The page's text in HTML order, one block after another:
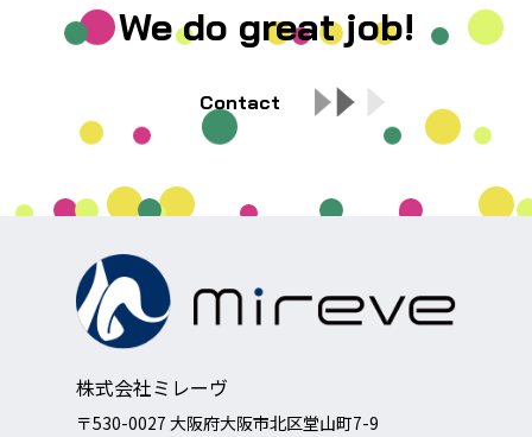
We do great job!
Contact
株式会社ミレーヴ
〒530-0027 大阪府大阪市北区堂山町7-9